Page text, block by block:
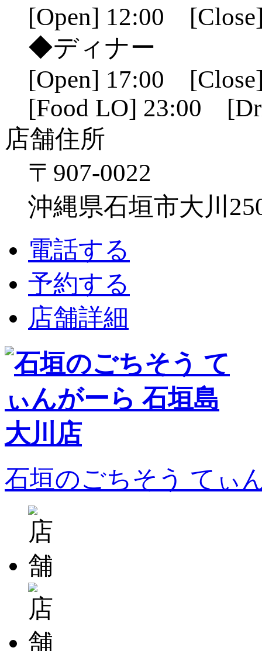
[Open] 12:00
◆ディナー
[Open] 17:00
[Food LO] 23:00
店舗住所
〒907-0022
沖縄県石垣市大川
電話する
予約する
店舗詳細
石垣のごちそう てぃ